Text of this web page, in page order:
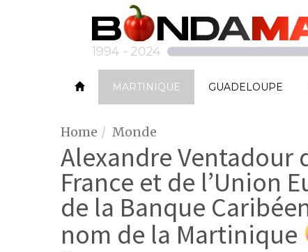
MARTINIQUE GUADELOUPE
Home Monde
Alexandre Ventadour
France et de l’Union
de la Banque
nom de la Martinique